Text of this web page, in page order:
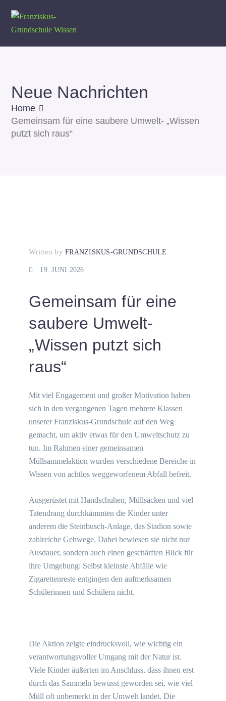
Neue Nachrichten
Home
Gemeinsam für eine saubere Umwelt- „Wissen
putzt sich raus“
Written by FRANZISKUS-GRUNDSCHULE
19. JUNI 2026
Gemeinsam für eine
saubere Umwelt-
„Wissen putzt sich
raus“
Mit viel Engagement und großer Motivation haben
sich in den vergangenen Tagen mehrere Klassen
unserer Franziskus-Grundschule auf den Weg
gemacht, um aktiv etwas für den Umweltschutz zu
tun. Im Rahmen einer gemeinsamen
Müllsammelaktion wurden verschiedene Bereiche in
Wissen von achtlos weggeworfenem Abfall befreit.
Ausgerüstet mit Handschuhen, Müllsäcken und viel
Tatendrang durchkämmten die Kinder unter
anderem die Steinbusch-Anlage, das Stadion sowie
zahlreiche Gehwege. Dabei bewiesen sie nicht nur
Ausdauer, sondern auch einen geschärften Blick für
ihre Umgebung: Selbst kleinste Abfälle wie
Zigarettenreste entgingen den aufmerksamen
Schülerinnen und Schülern nicht.
Die Aktion zeigte eindrucksvoll, wie wichtig ein
verantwortungsvoller Umgang mit der Natur ist.
Viele Kinder äußerten im Anschluss, dass ihnen erst
durch das Sammeln bewusst geworden sei, wie viel
Müll oft unbemerkt in der Umwelt landet. Die